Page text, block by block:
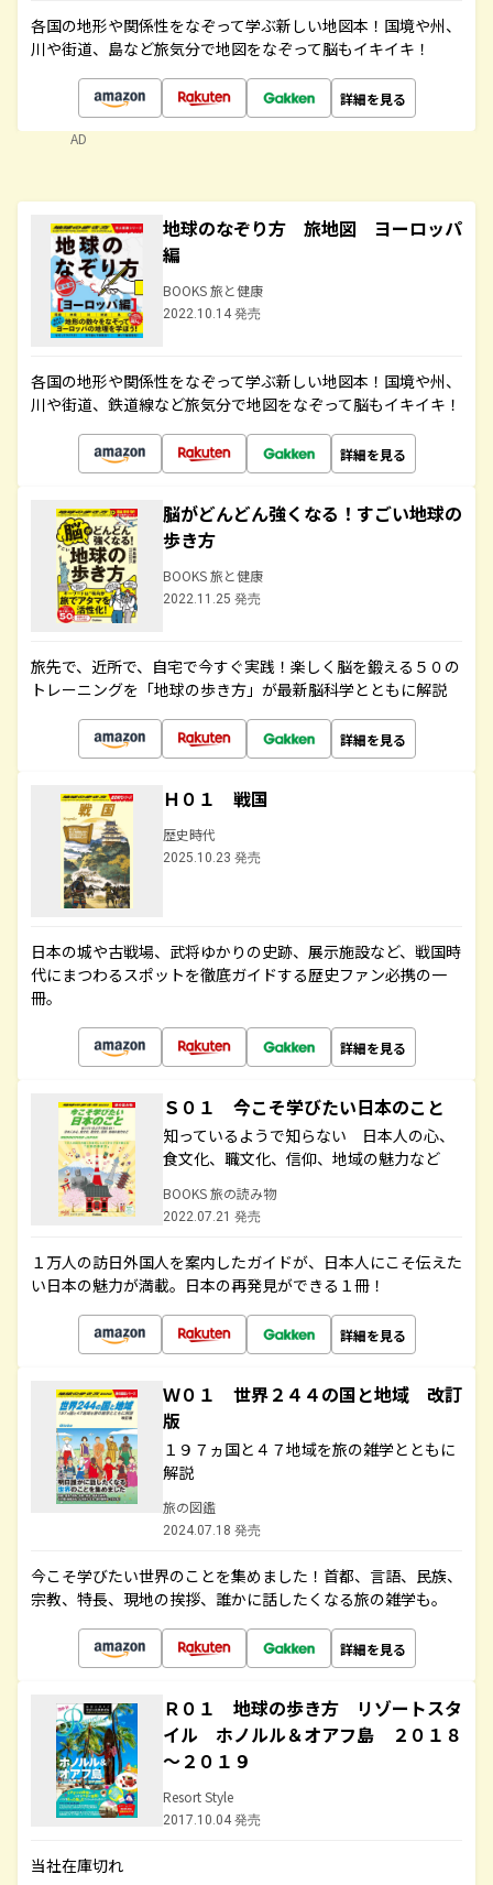
各国の地形や関係性をなぞって学ぶ新しい地図本！国境や州、
川や街道、島など旅気分で地図をなぞって脳もイキイキ！
詳細を見る
AD
地球のなぞり方 旅地図 ヨーロッパ
編
BOOKS 旅と健康
2022.10.14 発売
各国の地形や関係性をなぞって学ぶ新しい地図本！国境や州、
川や街道、鉄道線など旅気分で地図をなぞって脳もイキイキ！
詳細を見る
脳がどんどん強くなる！すごい地球の
歩き方
BOOKS 旅と健康
2022.11.25 発売
旅先で、近所で、自宅で今すぐ実践！楽しく脳を鍛える５０の
トレーニングを「地球の歩き方」が最新脳科学とともに解説
詳細を見る
Ｈ０１ 戦国
歴史時代
2025.10.23 発売
日本の城や古戦場、武将ゆかりの史跡、展示施設など、戦国時
代にまつわるスポットを徹底ガイドする歴史ファン必携の一
冊。
詳細を見る
Ｓ０１ 今こそ学びたい日本のこと
知っているようで知らない 日本人の心、
食文化、職文化、信仰、地域の魅力など
BOOKS 旅の読み物
2022.07.21 発売
１万人の訪日外国人を案内したガイドが、日本人にこそ伝えた
い日本の魅力が満載。日本の再発見ができる１冊！
詳細を見る
Ｗ０１ 世界２４４の国と地域 改訂
版
１９７ヵ国と４７地域を旅の雑学とともに
解説
旅の図鑑
2024.07.18 発売
今こそ学びたい世界のことを集めました！首都、言語、民族、
宗教、特長、現地の挨拶、誰かに話したくなる旅の雑学も。
詳細を見る
Ｒ０１ 地球の歩き方 リゾートスタ
イル ホノルル＆オアフ島 ２０１８
～２０１９
Resort Style
2017.10.04 発売
当社在庫切れ